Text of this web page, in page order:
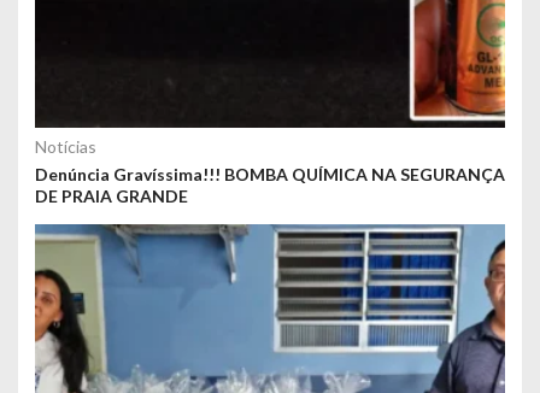
Notícias
Denúncia Gravíssima!!! BOMBA QUÍMICA NA SEGURANÇA
DE PRAIA GRANDE